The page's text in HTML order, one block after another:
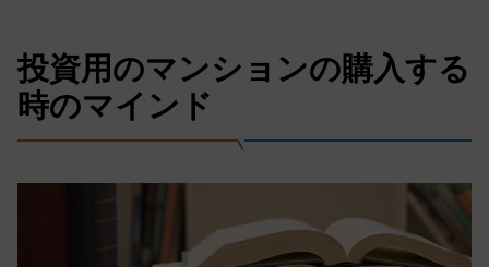
投資用のマンションの購入する
時のマインド